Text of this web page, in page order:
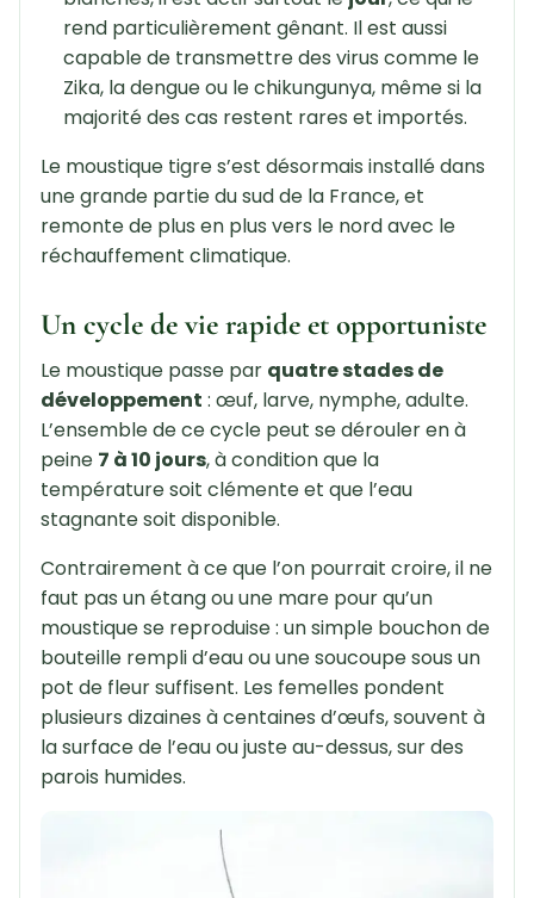
rend particulièrement gênant. Il est aussi
capable de transmettre des virus comme le
Zika, la dengue ou le chikungunya, même si la
majorité des cas restent rares et importés.
Le moustique tigre s’est désormais installé dans
une grande partie du sud de la France, et
remonte de plus en plus vers le nord avec le
réchauffement climatique.
Un cycle de vie rapide et opportuniste
Le moustique passe par quatre stades de
développement : œuf, larve, nymphe, adulte.
L’ensemble de ce cycle peut se dérouler en à
peine 7 à 10 jours, à condition que la
température soit clémente et que l’eau
stagnante soit disponible.
Contrairement à ce que l’on pourrait croire, il ne
faut pas un étang ou une mare pour qu’un
moustique se reproduise : un simple bouchon de
bouteille rempli d’eau ou une soucoupe sous un
pot de fleur suffisent. Les femelles pondent
plusieurs dizaines à centaines d’œufs, souvent à
la surface de l’eau ou juste au-dessus, sur des
parois humides.